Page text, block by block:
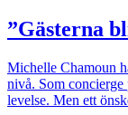
”Gästerna
Michelle Chamoun
nivå. Som
levelse. Men ett